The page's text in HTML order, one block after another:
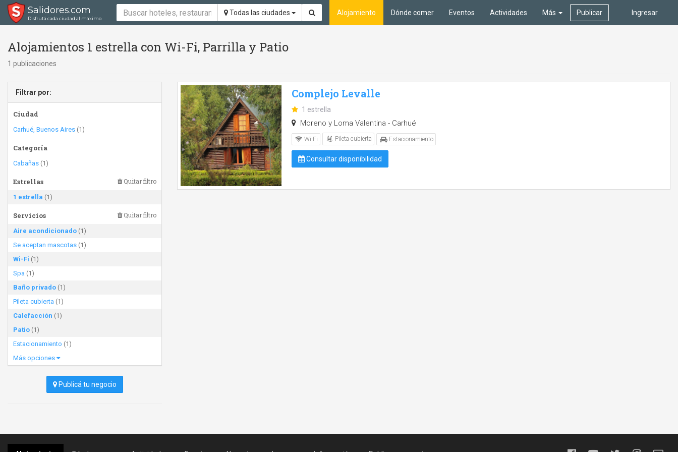
Salidores.com
Disfrutá cada ciudad al máximo
Todas las ciudades Ingresar
Alojamiento Dónde comer Eventos Actividades Más Publicar
Alojamientos 1 estrella con Wi-Fi, Parrilla y Patio
1 publicaciones
Filtrar por:
Ciudad
Carhué, Buenos Aires (1)
Categoría
Cabañas (1)
Estrellas Quitar filtro
1 estrella (1)
Servicios Quitar filtro
Aire acondicionado (1)
Se aceptan mascotas (1)
Wi-Fi (1)
Spa (1)
Baño privado (1)
Pileta cubierta (1)
Calefacción (1)
Patio (1)
Estacionamiento (1)
Más opciones
Publicá tu negocio
Complejo Levalle
1 estrella
Moreno y Loma Valentina - Carhué
Wi-Fi Pileta cubierta Estacionamiento
Consultar disponibilidad